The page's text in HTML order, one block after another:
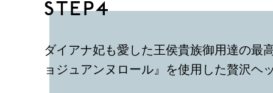
STEP4
ダイアナ妃も愛した王侯貴族御用達の最
ョジュアンヌロール』を使用した贅沢ヘ